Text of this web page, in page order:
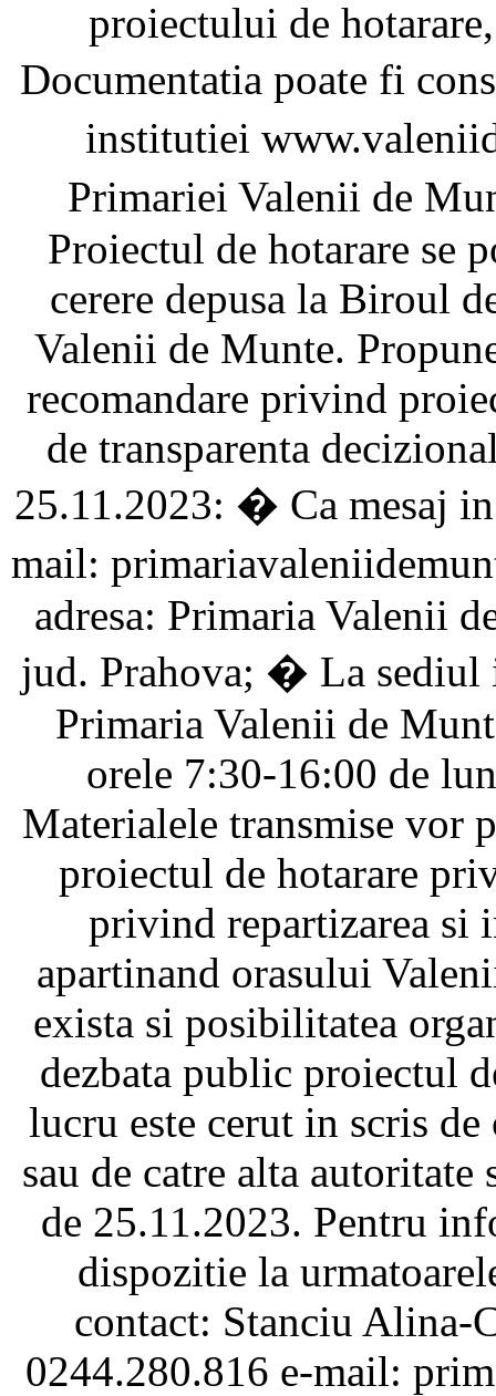
proiectului de
Documentatia poate fi
institutiei
Primariei Valenii de
Proiectul de hotarare se
cerere depusa la Biroul
Valenii de Munte.
recomandare privind
de transparenta
25.11.2023: � Ca mesaj
mail:
adresa: Primaria Valenii
jud. Prahova; � La sediul
Primaria Valenii de
orele 7:30-16:00 de
Materialele transmise vor
proiectul de hotarare
privind repartizarea si
apartinand orasului
exista si posibilitatea
dezbata public proiectul
lucru este cerut in scris
sau de catre alta
de 25.11.2023. Pentru
dispozitie la
contact: Stanciu Alina-
0244.280.816 e-mail: